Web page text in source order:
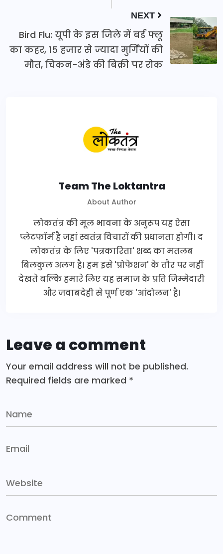
NEXT
Bird Flu: यूपी के इस जिले में बर्ड फ्लू
का कहर, 15 हजार से ज्यादा मुर्गियों की
मौत, चिकन-अंडे की बिक्री पर रोक
Team The Loktantra
About Author
लोकतंत्र की मूल भावना के अनुरूप यह ऐसा
प्लेटफॉर्म है जहां स्वतंत्र विचारों की प्रधानता होगी। द
लोकतंत्र के लिए 'पत्रकारिता' शब्द का मतलब
बिलकुल अलग है। हम इसे 'प्रोफेशन' के तौर पर नहीं
देखते बल्कि हमारे लिए यह समाज के प्रति जिम्मेदारी
और जवाबदेही से पूर्ण एक 'आंदोलन' है।
Leave a comment
Your email address will not be published.
Required fields are marked *